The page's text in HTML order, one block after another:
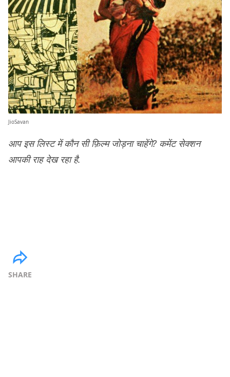
JioSavan
आप इस लिस्ट में कौन सी फ़िल्म जोड़ना चाहेंगे? कमेंट सेक्शन
आपकी राह देख रहा है.
SHARE